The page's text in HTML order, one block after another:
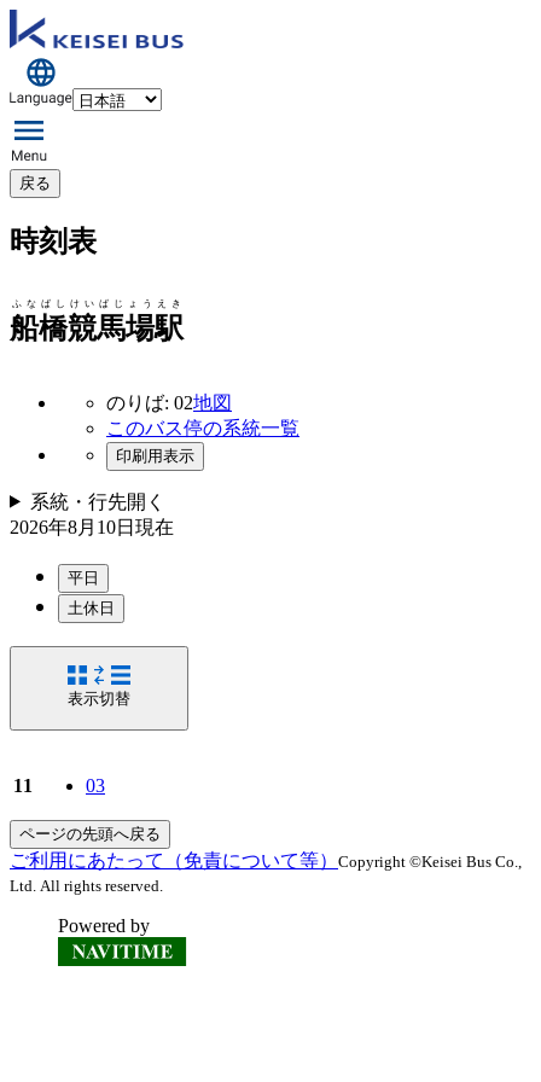
戻る
時刻表
船橋競馬場駅
ふなばしけいばじょうえき
のりば: 02地図
このバス停の系統一覧
印刷用表示
系統・行先開く
2026年8月10日 現在
平日
土休日
表示切替
11 03
ページの先頭へ戻る
ご利用にあたって（免責について等） Copyright ©Keisei Bus Co.,
Ltd. All rights reserved.
Powered by